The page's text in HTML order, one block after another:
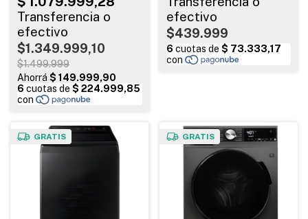
$1.349.999,10
$1.499.999
$439.999
GRATIS GRATIS